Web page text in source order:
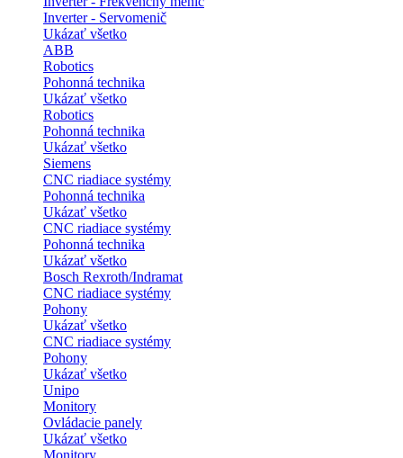
Inverter - Servomenič
Ukázať všetko
ABB
Robotics
Pohonná technika
Ukázať všetko
Robotics
Pohonná technika
Ukázať všetko
Siemens
CNC riadiace systémy
Pohonná technika
Ukázať všetko
CNC riadiace systémy
Pohonná technika
Ukázať všetko
Bosch Rexroth/Indramat
CNC riadiace systémy
Pohony
Ukázať všetko
CNC riadiace systémy
Pohony
Ukázať všetko
Unipo
Monitory
Ovládacie panely
Ukázať všetko
Monitory